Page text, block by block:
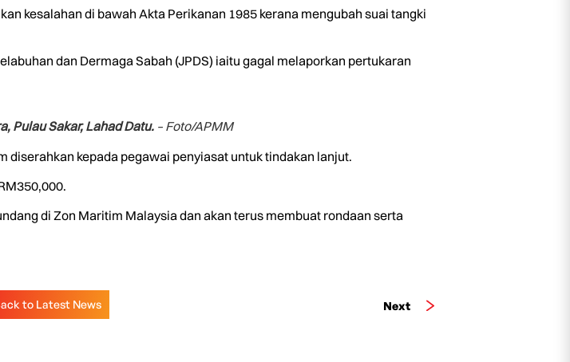
kesalahan di bawah Akta Perikanan 1985 kerana mengubah suai tangki
dan Dermaga Sabah (JPDS) iaitu gagal melaporkan pertukaran
Pulau Sakar, Lahad Datu.– Foto/APMM
diserahkan kepada pegawai penyiasat untuk tindakan lanjut.
di Zon Maritim Malaysia dan akan terus membuat rondaan serta
Next
to Latest News